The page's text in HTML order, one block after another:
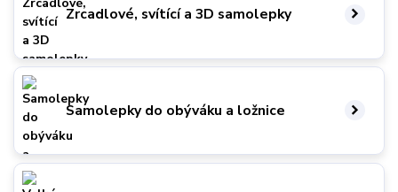
Zrcadlové, svítící a 3D samolepky
Samolepky do obýváku a ložnice